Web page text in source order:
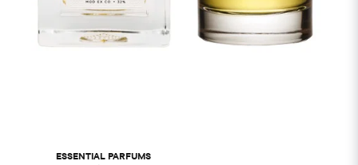
ESSENTIAL PARFUMS